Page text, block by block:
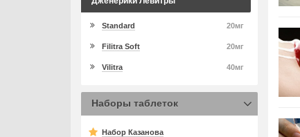
20мг
Standard
20мг
Filitra Soft
40мг
Vilitra
Наборы таблеток
Набор Казанова